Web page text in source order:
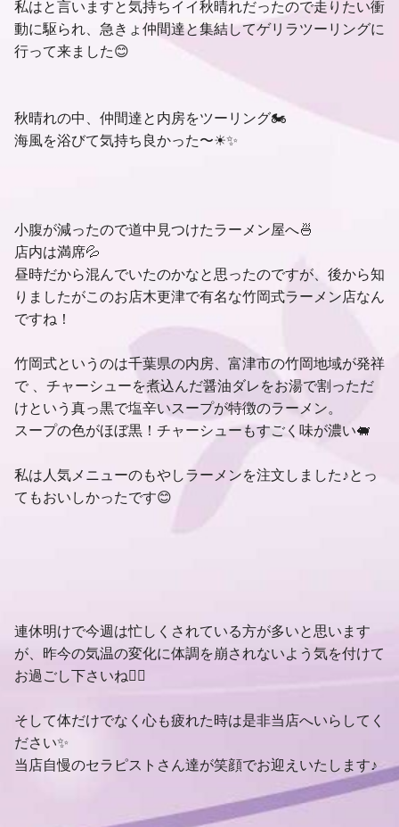
私はと言いますと気持ちイイ秋晴れだったので走りたい衝
動に駆られ、急きょ仲間達と集結してゲリラツーリングに
行って来ました😊
秋晴れの中、仲間達と内房をツーリング🏍
海風を浴びて気持ち良かった〜☀✨
小腹が減ったので道中見つけたラーメン屋へ🍜
店内は満席💦
昼時だから混んでいたのかなと思ったのですが、後から知
りましたがこのお店木更津で有名な竹岡式ラーメン店なん
ですね！
竹岡式というのは千葉県の内房、富津市の竹岡地域が発祥
で 、チャーシューを煮込んだ醤油ダレをお湯で割っただ
けという真っ黒で塩辛いスープが特徴のラーメン。
スープの色がほぼ黒！チャーシューもすごく味が濃い🐖
私は人気メニューのもやしラーメンを注文しました♪とっ
てもおいしかったです😊
連休明けで今週は忙しくされている方が多いと思います
が、昨今の気温の変化に体調を崩されないよう気を付けて
お過ごし下さいね🙇‍♂
そして体だけでなく心も疲れた時は是非当店へいらしてく
ださい✨
当店自慢のセラピストさん達が笑顔でお迎えいたします♪